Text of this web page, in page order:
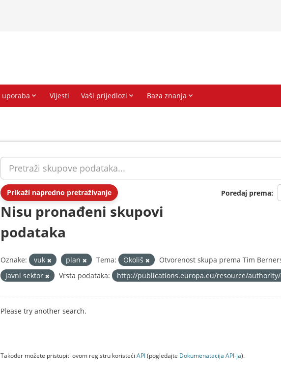
Prikaži napredno pretraživanje Poredaj prema
Nisu pronađeni skupovi
podataka
Oznake: vuk plan Tema: Okoliš Otvorenost skupa prema Tim
Javni sektor
Vrsta podataka: http://publications.europa.eu/resource/authority/
Please try another search.
Također možete pristupiti ovom registru koristeći API(pogledajte Dokumenаtаcijа API-jа).